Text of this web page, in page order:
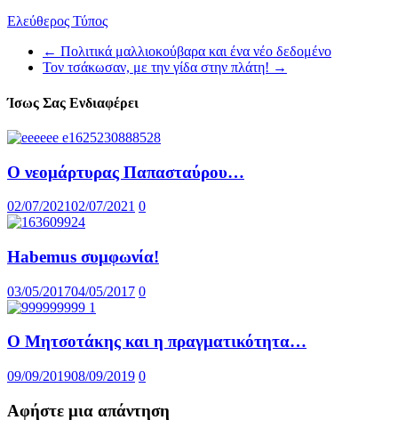
Ελεύθερος Τύπος
← Πολιτικά μαλλιοκούβαρα και ένα νέο δεδομένο
Τον τσάκωσαν, με την γίδα στην πλάτη! →
Ίσως Σας Ενδιαφέρει
Ο νεομάρτυρας Παπασταύρου…
02/07/202102/07/2021 0
Habemus συμφωνία!
03/05/201704/05/2017 0
Ο Μητσοτάκης και η πραγματικότητα…
09/09/201908/09/2019 0
Αφήστε μια απάντηση